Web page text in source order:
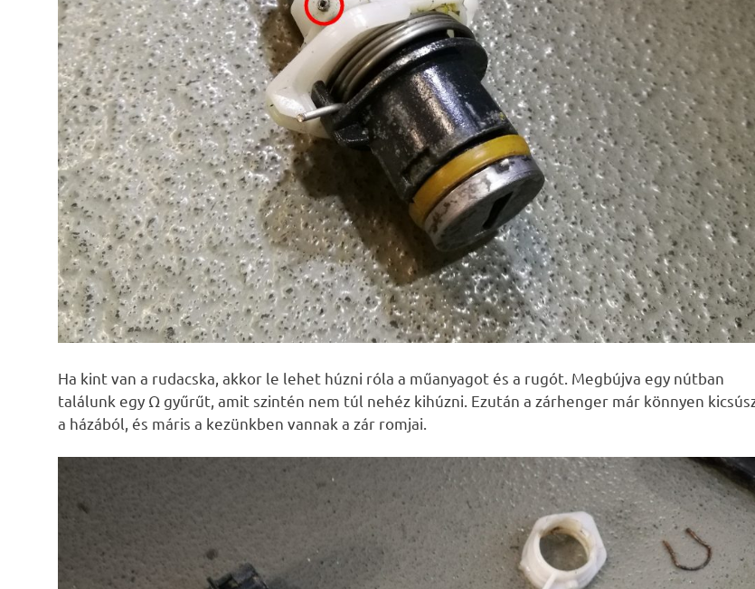
Ha kint van a rudacska, akkor le lehet húzni róla a műanyagot és a rugót. Megbújva egy nútban
találunk egy Ω gyűrűt, amit szintén nem túl nehéz kihúzni. Ezután a zárhenger már könnyen
a házából, és máris a kezünkben vannak a zár romjai.